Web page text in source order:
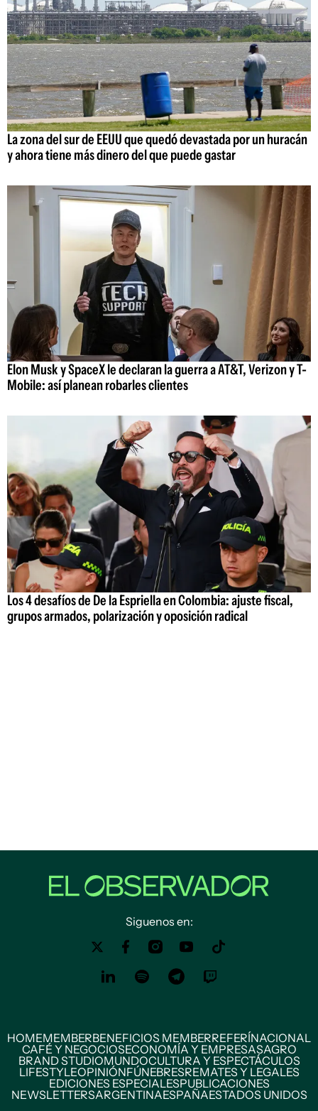
La zona del sur de EEUU que quedó devastada por un huracán
y ahora tiene más dinero del que puede gastar
Elon Musk y SpaceX le declaran la guerra a AT&T, Verizon y T-
Mobile: así planean robarles clientes
Los 4 desafíos de De la Espriella en Colombia: ajuste fiscal,
grupos armados, polarización y oposición radical
Siguenos en:
HOMEMEMBERBENEFICIOS MEMBERREFERÍNACIONAL
CAFÉ Y NEGOCIOSECONOMÍA Y EMPRESASAGRO
BRAND STUDIOMUNDOCULTURA Y ESPECTÁCULOS
LIFESTYLEOPINIÓNFÚNEBRESREMATES Y LEGALES
EDICIONES ESPECIALESPUBLICACIONES
NEWSLETTERSARGENTINAESPAÑAESTADOS UNIDOS